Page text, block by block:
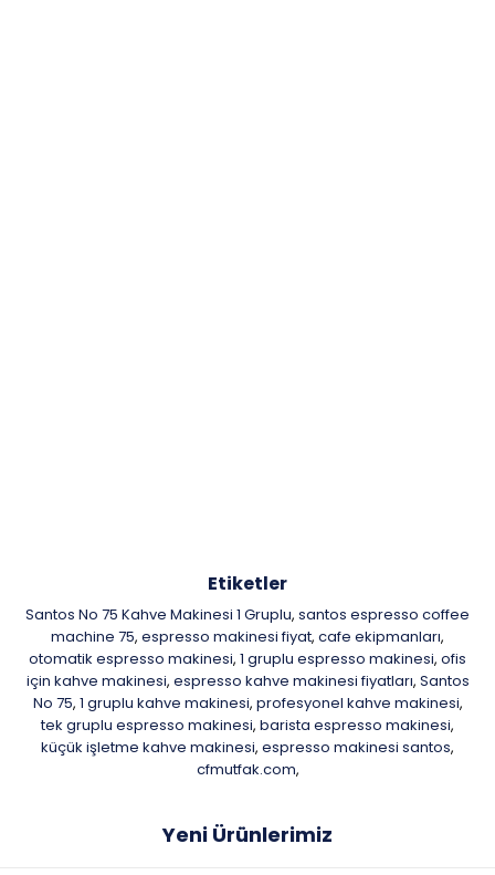
Etiketler
Santos No 75 Kahve Makinesi 1 Gruplu, santos espresso coffee
machine 75, espresso makinesi fiyat, cafe ekipmanları,
otomatik espresso makinesi, 1 gruplu espresso makinesi, ofis
için kahve makinesi, espresso kahve makinesi fiyatları, Santos
No 75, 1 gruplu kahve makinesi, profesyonel kahve makinesi,
tek gruplu espresso makinesi, barista espresso makinesi,
küçük işletme kahve makinesi, espresso makinesi santos,
cfmutfak.com,
Yeni Ürünlerimiz